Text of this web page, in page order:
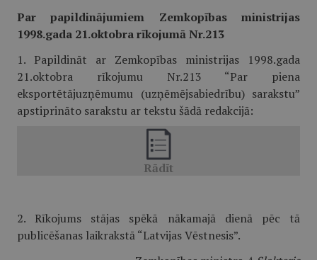
Par papildinājumiem Zemkopības ministrijas
1998.gada 21.oktobra rīkojumā Nr.213
1. Papildināt ar Zemkopības ministrijas 1998.gada
21.oktobra rīkojumu Nr.213 “Par piena
eksportētājuzņēmumu (uzņēmējsabiedrību) sarakstu”
apstiprināto sarakstu ar tekstu šādā redakcijā:
2. Rīkojums stājas spēkā nākamajā dienā pēc tā
publicēšanas laikrakstā “Latvijas Vēstnesis”.